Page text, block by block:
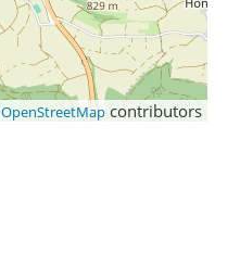
OpenStreetMap contributors